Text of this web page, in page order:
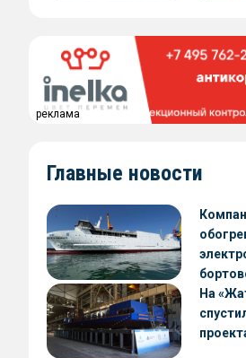
реклама
Главные новости
CNF22
На